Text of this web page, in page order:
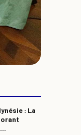
: La